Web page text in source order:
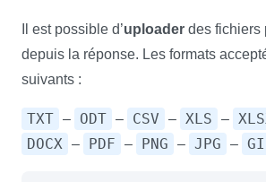
Il est possible d’uploader des fichiers
depuis la réponse. Les formats
suivants :
TXT – ODT – CSV – XLS –
DOCX – PDF – PNG – JPG –